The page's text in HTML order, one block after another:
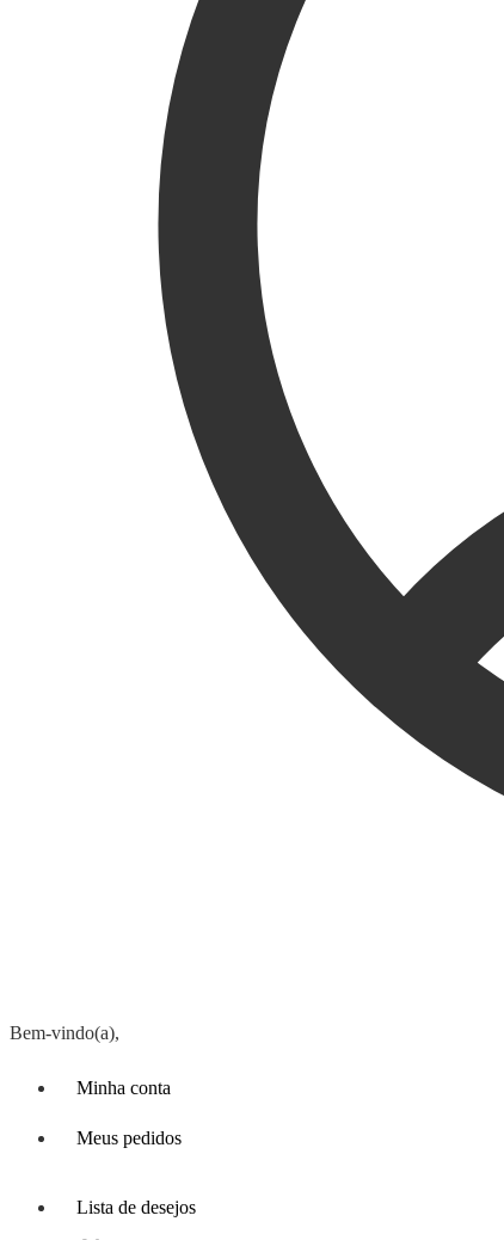
Bem-vindo(a),
Minha conta
Meus pedidos
Lista de desejos